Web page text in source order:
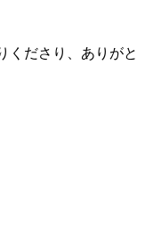
くださり、ありがと